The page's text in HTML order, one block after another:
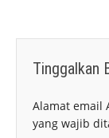
Tinggalkan
Alamat email
yang wajib